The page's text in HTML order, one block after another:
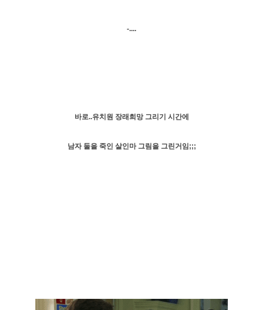
-....
바로..유치원 장래희망 그리기 시간에
남자 둘을 죽인 살인마 그림을 그린거임;;;